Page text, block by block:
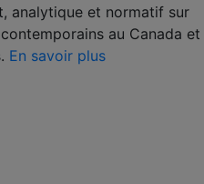
analytique et normatif sur
au Canada et
En savoir plus